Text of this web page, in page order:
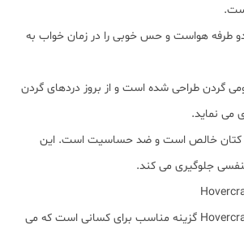
طرفه هواست و حس خوبی را در زمان خواب به
گردن طراحی شده است و از بروز دردهای گردن
می نماید.
کتان خالص است و ضد حساسیت است. این
جلوگیری می کند.
خرید بالش دو حالته Hovercraft گزینه مناسب برای کسانی است که می